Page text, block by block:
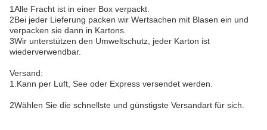
1Alle Fracht ist in einer Box verpackt.
2Bei jeder Lieferung packen wir Wertsachen mit Blasen ein und
verpacken sie dann in Kartons.
3Wir unterstützen den Umweltschutz, jeder Karton ist
wiederverwendbar.
Versand:
1.Kann per Luft, See oder Express versendet werden.
2Wählen Sie die schnellste und günstigste Versandart für sich.